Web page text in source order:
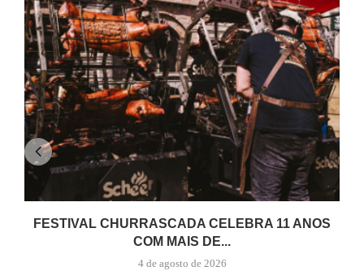
FESTIVAL CHURRASCADA CELEBRA 11 ANOS
COM MAIS DE...
4 de agosto de 2026